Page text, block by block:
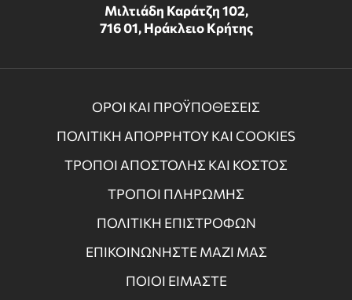
Μιλτιάδη Καράτζη 102,
716 01, Ηράκλειο Κρήτης
ΟΡΟΙ ΚΑΙ ΠΡΟΫΠΟΘΕΣΕΙΣ
ΠΟΛΙΤΙΚΗ ΑΠΟΡΡΗΤΟΥ ΚΑΙ COOKIES
ΤΡΟΠΟΙ ΑΠΟΣΤΟΛΗΣ ΚΑΙ ΚΟΣΤΟΣ
ΤΡΟΠΟΙ ΠΛΗΡΩΜΗΣ
ΠΟΛΙΤΙΚΗ ΕΠΙΣΤΡΟΦΩΝ
ΕΠΙΚΟΙΝΩΝΗΣΤΕ ΜΑΖΙ ΜΑΣ
ΠΟΙΟΙ ΕΙΜΑΣΤΕ